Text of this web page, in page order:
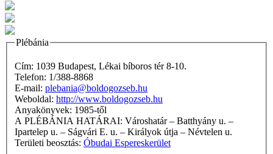
Plébánia
Cím: 1039 Budapest, Lékai bíboros tér 8-10.
Telefon: 1/388-8868
E-mail: plebania@boldogozseb.hu
Weboldal: http://www.boldogozseb.hu
Anyakönyvek: 1985-től
A PLÉBÁNIA HATÁRAI: Városhatár – Batthyány u. –
Ipartelep u. – Ságvári E. u. – Királyok útja – Névtelen u.
Területi beosztás: Óbudai Espereskerület